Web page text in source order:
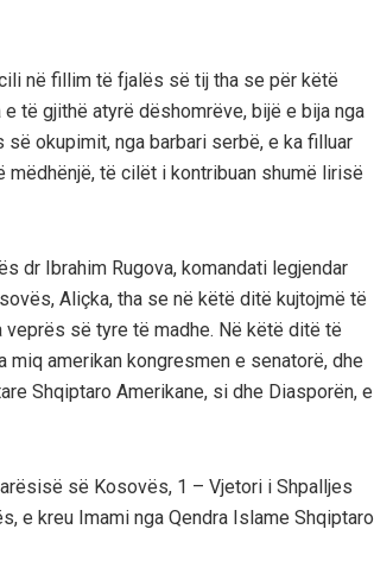
në fillim të fjalës së tij tha se për këtë
të gjithë atyrë dëshomrëve, bijë e bija nga
okupimit, nga barbari serbë, e ka filluar
të cilët i kontribuan shumë lirisë
dr Ibrahim Rugova, komandati legjendar
Aliçka, tha se në këtë ditë kujtojmë të
së tyre të madhe. Në këtë ditë të
amerikan kongresmen e senatorë, dhe
Shqiptaro Amerikane, si dhe Diasporën, e
së Kosovës, 1 – Vjetori i Shpalljes
e kreu Imami nga Qendra Islame Shqiptaro